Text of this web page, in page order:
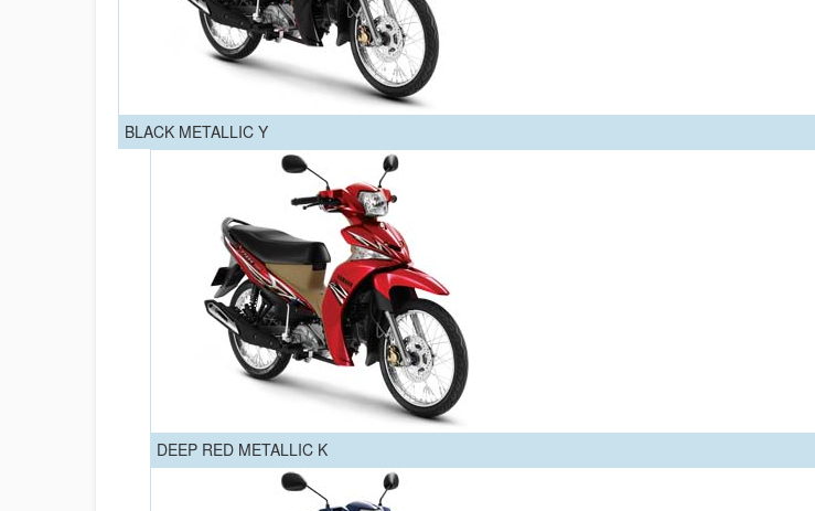
BLACK METALLIC Y
DEEP RED METALLIC K